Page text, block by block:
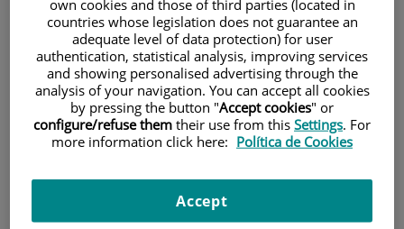
Investigación
own cookies and those of third parties (located in
countries whose legislation does not guarantee an
adequate level of data protection) for user
authentication, statistical analysis, improving services
and showing personalised advertising through the
analysis of your navigation. You can accept all cookies
by pressing the button "Accept cookies" or
configure/refuse them their use from this Settings. For
more information click here: Política de Cookies
Accept